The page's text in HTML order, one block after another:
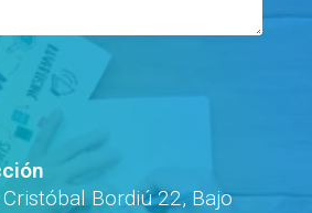
Cristóbal Bordiú 22, Bajo